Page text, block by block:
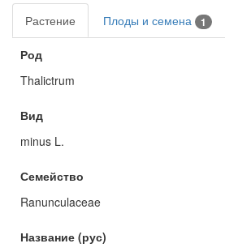
Растение Плоды и семена 1
Род
Thalictrum
Вид
minus L.
Семейство
Ranunculaceae
Название (рус)